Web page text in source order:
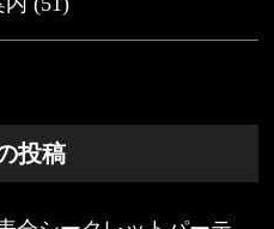
投稿